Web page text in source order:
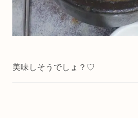
美味しそうでしょ？♡